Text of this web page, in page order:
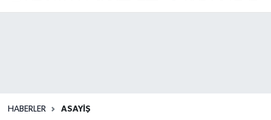
HABERLER ASAYİŞ